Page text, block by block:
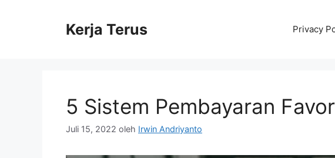
Kerja Terus Privacy
5 Sistem Pembayaran
Juli 15, 2022 oleh Irwin Andriyanto